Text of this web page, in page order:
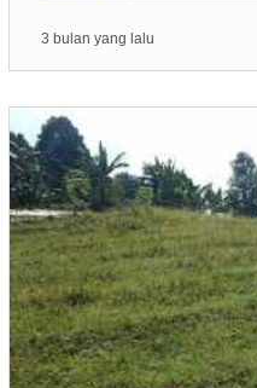
3 bulan yang lalu